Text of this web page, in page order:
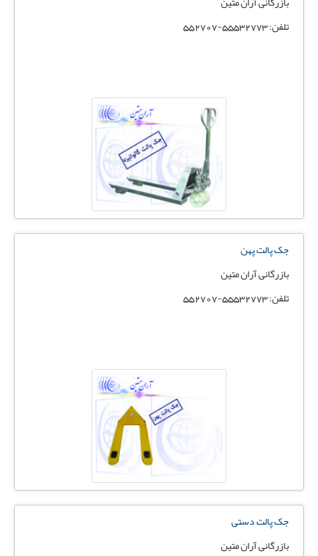
تلفن: 55532773-552707
جک پالت پهن
بازرگانی آران متین
تلفن: 55532773-552707
جک پالت دستی
بازرگانی آران متین